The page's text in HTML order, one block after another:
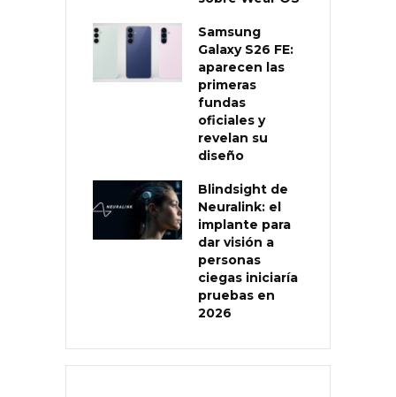
Samsung
Galaxy S26 FE:
aparecen las
primeras
fundas
oficiales y
revelan su
diseño
Blindsight de
Neuralink: el
implante para
dar visión a
personas
ciegas iniciaría
pruebas en
2026